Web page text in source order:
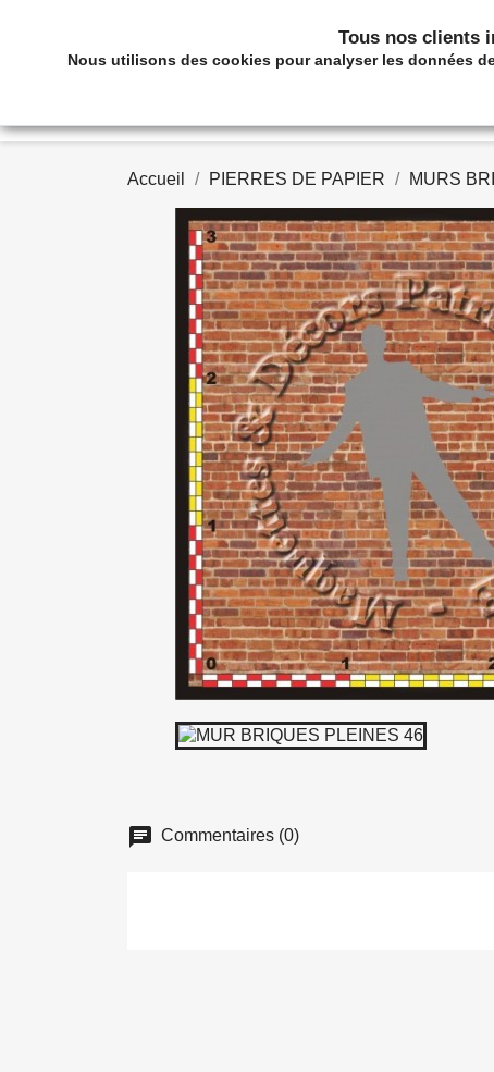
05 63 36 60 88
Accueil PIERRES DE PAPIER MURS
chat Commentaires (0)
Tous nos clients
Nous utilisons des cookies pour analyser les données